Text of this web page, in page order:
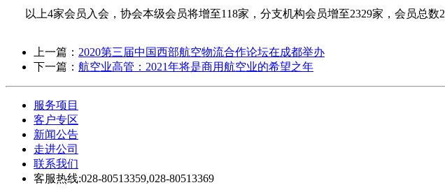
以上4家会员入会，协会本级会员将增至118家，分支机构会员增至2329家，会员总数
上一篇： 2020第三届中国西部航空物流合作论坛在成都举办
下一篇： 航空业高管：2021年将是商用航空业的希望之年
服务项目
客户专区
新闻公告
走进公司
联系我们
客服热线:028-80513359,028-80513369